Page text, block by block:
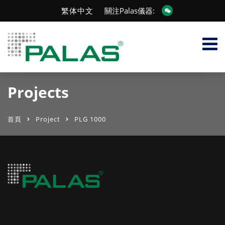
繁体中文 關注Palas儀器:
Projects
首頁 Project PLG 1000